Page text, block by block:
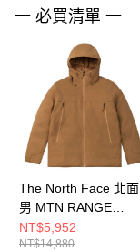
一 必買清單 一
The North Face 北面
男 MTN RANGE
DOWN JACKET - AP
連帽羽絨外套
NT$5,952
NT$14,880